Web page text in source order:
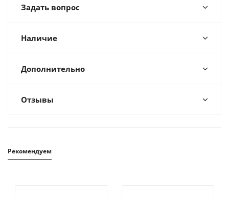
Задать вопрос
Наличие
Дополнительно
Отзывы
Рекомендуем